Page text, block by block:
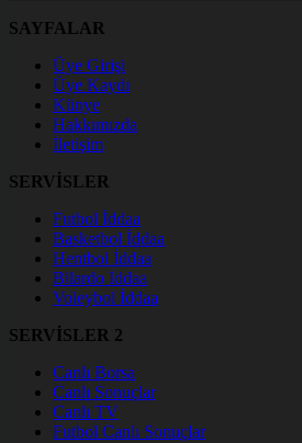
SAYFALAR
Üye Girişi
Üye Kaydı
Künye
Hakkımızda
İletişim
SERVİSLER
Futbol İddaa
Basketbol İddaa
Hentbol İddaa
Bilardo İddaa
Voleybol İddaa
SERVİSLER 2
Canlı Borsa
Canlı Sonuçlar
Canlı TV
Futbol Canlı Sonuçlar